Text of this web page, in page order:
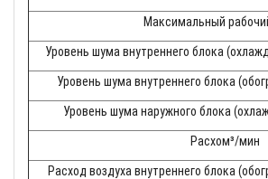
Максимальный
Уровень шума внутреннего блока
Уровень шума внутреннего блока
Уровень шума наружного блока
Расхом³/мин
Расход воздуха внутреннего блока